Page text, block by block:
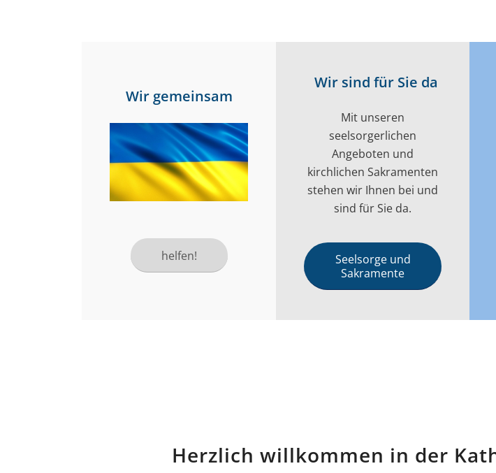
Wir gemeinsam
helfen!
Wir sind für Sie da
Mit unseren
seelsorgerlichen
Angeboten und
kirchlichen Sakramenten
stehen wir Ihnen bei und
sind für Sie da.
Seelsorge und
Sakramente
Herzlich willkommen in der